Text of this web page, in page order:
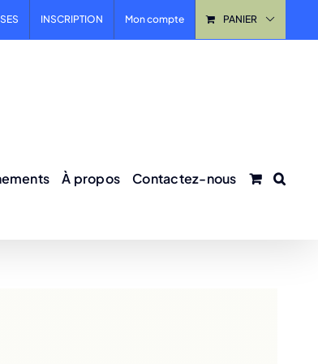
INSCRIPTION Mon compte PANIER
À propos Contactez-nous